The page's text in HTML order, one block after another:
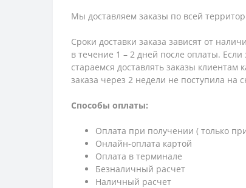
Мы доставляем заказы по всей
Сроки доставки заказа зависят от
в течение 1 – 2 дней после оплаты.
стараемся доставлять заказы
заказа через 2 недели не поступила
Способы оплаты:
Оплата при получении ( только
Онлайн-оплата картой
Оплата в терминале
Безналичный расчет
Наличный расчет